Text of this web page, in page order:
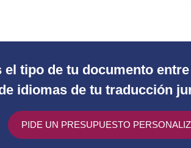
el tipo de tu documento
idiomas de tu traducción
PIDE UN PRESUPUESTO